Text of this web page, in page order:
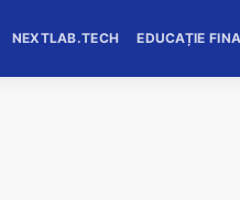
NEXTLAB.TECH EDUCAȚIE